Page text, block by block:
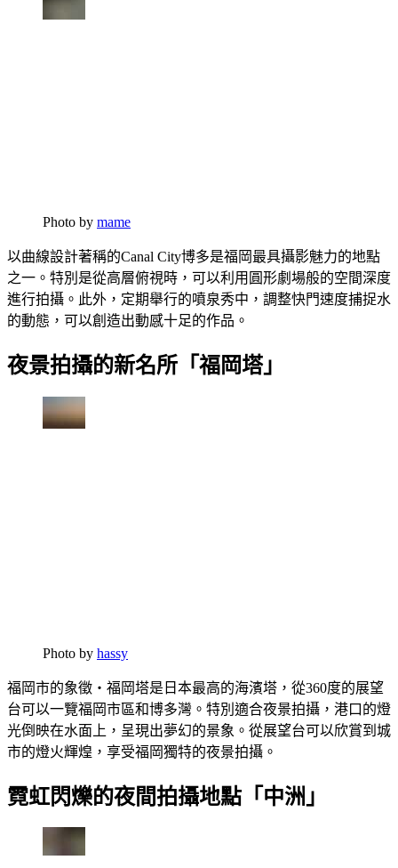
Photo by mame
以曲線設計著稱的Canal City博多是福岡最具攝影魅力的地點
之一。特別是從高層俯視時，可以利用圓形劇場般的空間深度
進行拍攝。此外，定期舉行的噴泉秀中，調整快門速度捕捉水
的動態，可以創造出動感十足的作品。
夜景拍攝的新名所「福岡塔」
Photo by hassy
福岡市的象徵・福岡塔是日本最高的海濱塔，從360度的展望
台可以一覽福岡市區和博多灣。特別適合夜景拍攝，港口的燈
光倒映在水面上，呈現出夢幻的景象。從展望台可以欣賞到城
市的燈火輝煌，享受福岡獨特的夜景拍攝。
霓虹閃爍的夜間拍攝地點「中洲」